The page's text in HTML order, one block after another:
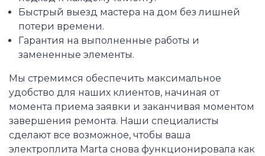
Быстрый выезд мастера на дом без лишней
потери времени.
Гарантия на выполненные работы и
замененные элементы.
Мы стремимся обеспечить максимальное
удобство для наших клиентов, начиная от
момента приема заявки и заканчивая моментом
завершения ремонта. Наши специалисты
сделают все возможное, чтобы ваша
электроплита Marta снова функционировала как